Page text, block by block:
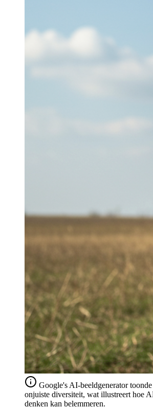
Google's AI-beeldgenerator
onjuiste diversiteit, wat illustreert hoe
denken kan belemmeren.